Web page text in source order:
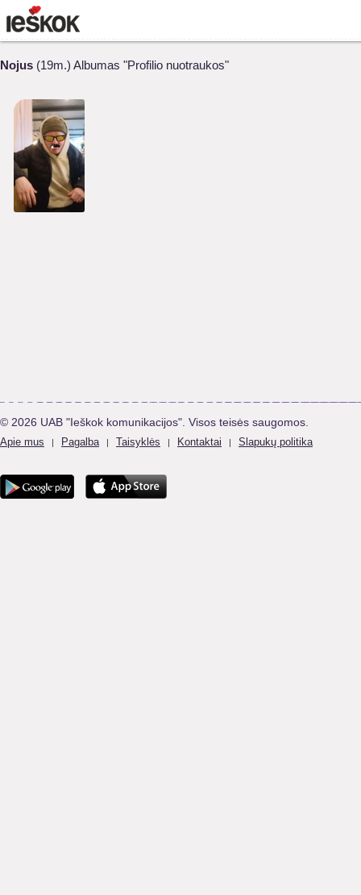
Nojus (19m.) Albumas "Profilio nuotraukos"
© 2026 UAB "Ieškok komunikacijos". Visos teisės saugomos.
Apie mus | Pagalba | Taisyklės | Kontaktai | Slapukų politika